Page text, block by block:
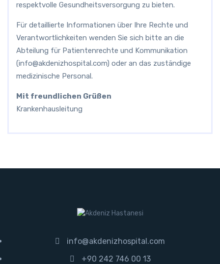
respektvolle Gesundheitsversorgung zu bieten.
Für detaillierte Informationen über Ihre Rechte und
Verantwortlichkeiten wenden Sie sich bitte an die
Abteilung für Patientenrechte und Kommunikation
(info@akdenizhospital.com) oder an das zuständige
medizinische Personal.
Mit freundlichen Grüßen
Krankenhausleitung
info@akdenizhospital.com
+90 242 746 00 13